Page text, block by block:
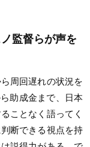
監督らが声を
周回遅れの状況を
助成金まで、日本
ことなく語ってく
断できる視点を持